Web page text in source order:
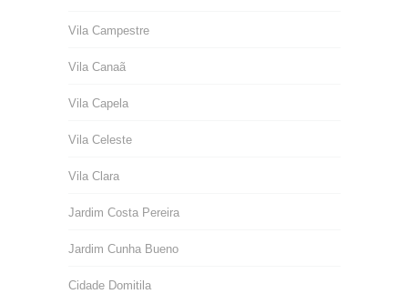
Vila Campestre
Vila Canaã
Vila Capela
Vila Celeste
Vila Clara
Jardim Costa Pereira
Jardim Cunha Bueno
Cidade Domitila